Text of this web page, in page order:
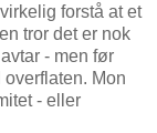
forstå at et
tror det er nok
- men før
Mon
- eller